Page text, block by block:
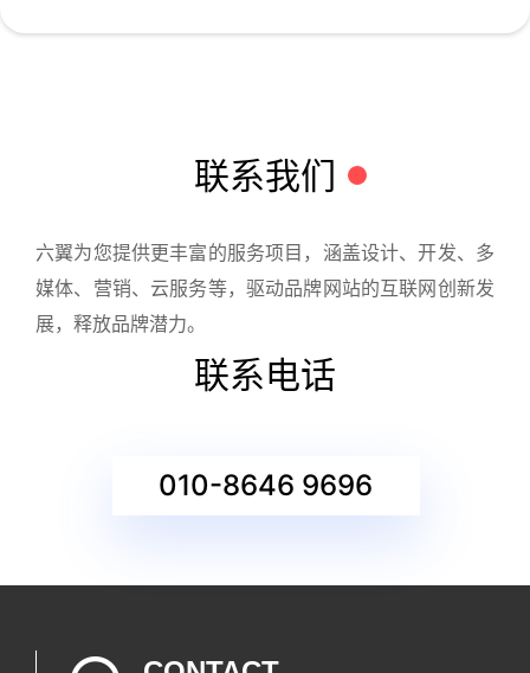
联系我们
六翼为您提供更丰富的服务项目，涵盖设计、开发、多
媒体、营销、云服务等，驱动品牌网站的互联网创新发
展，释放品牌潜力。
联系电话
010-8646 9696